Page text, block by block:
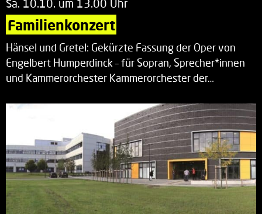
Sa. 10.10. um 13.00 Uhr
Familienkonzert
Hänsel und Gretel: Gekürzte Fassung der Oper von
Engelbert Humperdinck – für Sopran, Sprecher*innen
und Kammerorchester Kammerorchester der…